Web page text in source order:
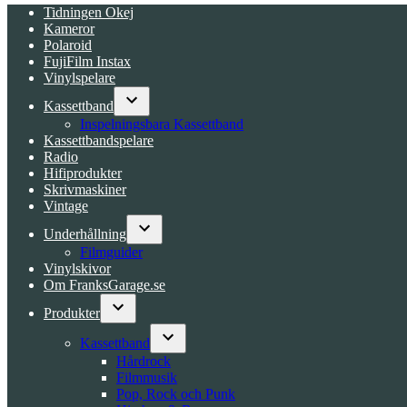
Tidningen Okej
Kameror
Polaroid
FujiFilm Instax
Vinylspelare
Kassettband
Open
dropdown
menu
Inspelningsbara Kassettband
Kassettbandspelare
Radio
Hifiprodukter
Skrivmaskiner
Vintage
Underhållning
Open
Filmguider
Vinylskivor
Om FranksGarage.se
Produkter
Open
dropdown
menu
Kassettband
Open
dropdown
menu
Hårdrock
Filmmusik
Pop, Rock och Punk